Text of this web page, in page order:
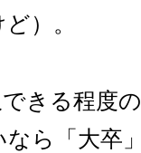
）。
きる程度
ら「大卒